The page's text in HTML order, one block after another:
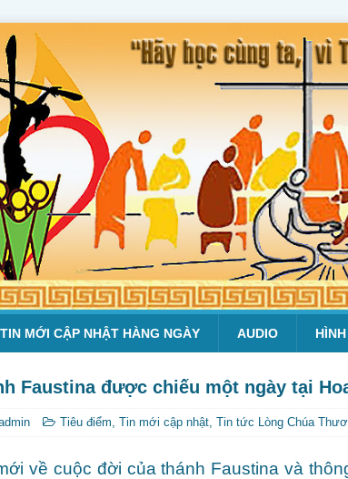
TIN MỚI CẬP NHẬT HÀNG NGÀY AUDIO
Faustina được chiếu một ngày tại
Tiêu điểm, Tin mới cập nhật, Tin tức Lòng Chúa
về cuộc đời của thánh Faustina và